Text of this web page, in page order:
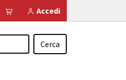
Accedi
Il tuo carrello è vuoto
Cerca